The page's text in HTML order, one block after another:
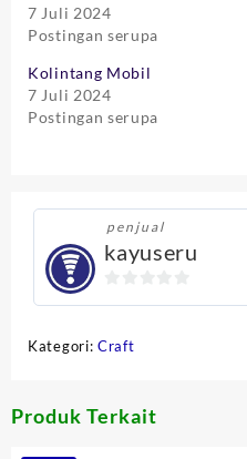
7 Juli 2024
Postingan serupa
Kolintang Mobil
7 Juli 2024
Postingan serupa
penjual
kayuseru
of
Kategori:Craft
Produk Terkait